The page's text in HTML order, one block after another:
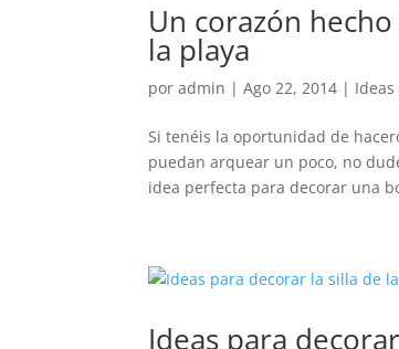
Un corazón
la playa
poradmin |Ago 22, 2014 |
Si tenéis la oportunidad de
puedan arquear un poco, no
idea perfecta para decorar una
Ideas para